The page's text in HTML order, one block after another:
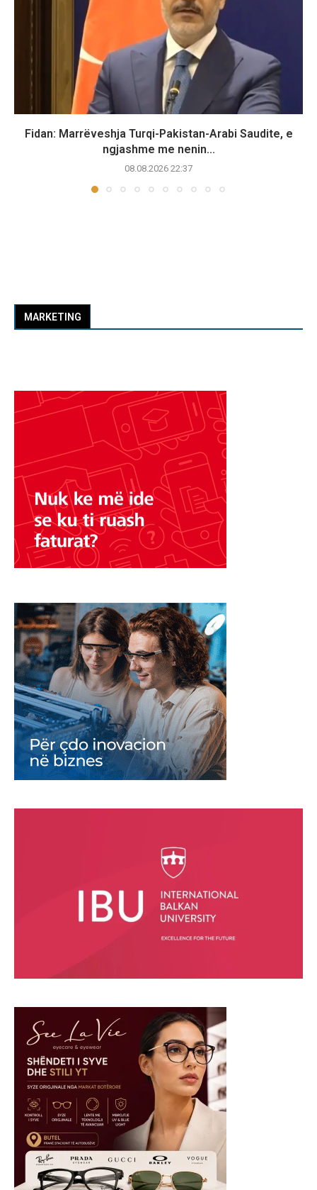
Fidan: Marrëveshja Turqi-Pakistan-Arabi Saudite, e
ngjashme me nenin...
08.08.2026 22:37
MARKETING